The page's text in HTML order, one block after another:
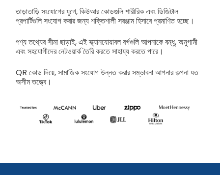
তাড়াতাড়ি সংযোগের যুগে, কিউআর কোডগুলি শারীরিক এবং ডিজিটাল
প্রপার্টিগুলি সংযোগ করার জন্য শক্তিশালী সরঞ্জাম হিসাবে প্রমাণিত হচ্ছে।
পণ্য তথ্যের সীমা ছাড়াই, এই স্ক্যানযোয়াবল বর্গগুলি আপনাকে বন্ধু, অনুগামী
এবং সহযোগীদের নেটওয়ার্ক তৈরি করতে সাহায্য করতে পারে।
QR কোড দিয়ে, সামাজিক সংযোগ উন্নত করার সম্ভাবনা আপনার কল্পনা যত
অসীম তত্ত্বে।